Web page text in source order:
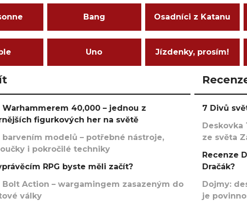
Bang Osadníci z Katanu
Uno Jízdenky, prosím!
Warhammerem 40,000 – jednou z
figurkových her na světě
barvením modelů – potřebné nástroje,
i pokročilé techniky
RPG byste měli začít?
Bolt Action – wargamingem zasazeným do
války
7 Divů
Deskovka
ze světa
Recenze
Dračák?
Dojmy:
je